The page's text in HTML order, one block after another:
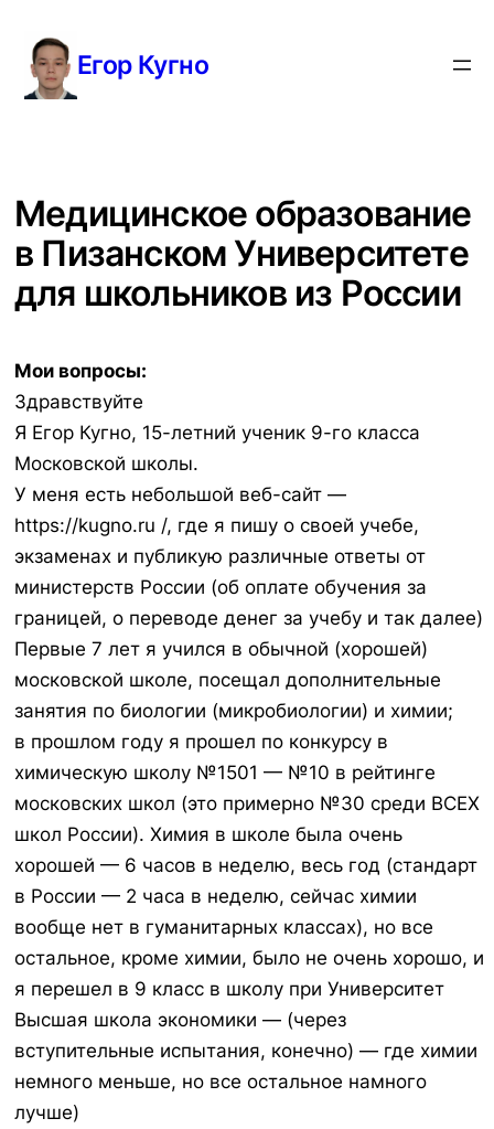
содержимому
Егор Кугно
Медицинское образование
в Пизанском Университете
для школьников из России
Мои вопросы:
Здравствуйте
Я Егор Кугно, 15-летний ученик 9-го класса
Московской школы.
У меня есть небольшой веб-сайт —
https://kugno.ru /, где я пишу о своей учебе,
экзаменах и публикую различные ответы от
министерств России (об оплате обучения за
границей, о переводе денег за учебу и так далее)
Первые 7 лет я учился в обычной (хорошей)
московской школе, посещал дополнительные
занятия по биологии (микробиологии) и химии;
в прошлом году я прошел по конкурсу в
химическую школу №1501 — №10 в рейтинге
московских школ (это примерно №30 среди ВСЕХ
школ России). Химия в школе была очень
хорошей — 6 часов в неделю, весь год (стандарт
в России — 2 часа в неделю, сейчас химии
вообще нет в гуманитарных классах), но все
остальное, кроме химии, было не очень хорошо, и
я перешел в 9 класс в школу при Университет
Высшая школа экономики — (через
вступительные испытания, конечно) — где химии
немного меньше, но все остальное намного
лучше)